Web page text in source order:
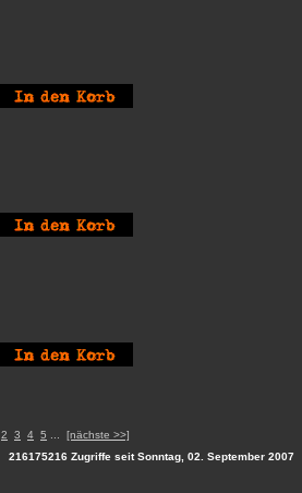
2 3 4 5 [nächste >>]
216175216 Zugriffe seit Sonntag, 02. September 2007